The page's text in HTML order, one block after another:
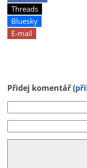
Threads
Bluesky
E-mail
Přidej komentář (